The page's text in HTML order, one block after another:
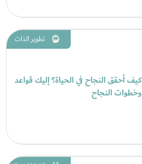
تطوير الذات
كيف أحقق النجاح في الحياة؟ إليك قواعد
وخطوات النجاح